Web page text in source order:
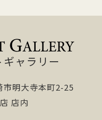
表示するよう設定
し、そうした設定に
きない場合があり
ャラリー
市明大寺本町2-25
店内